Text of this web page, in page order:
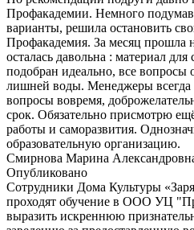
Профакадемии. Немного
варианты, решила остановить
Профакадемия. За месяц прошла
осталась давольна : материал
подобран идеально, все вопросы
лишней воды. Менеджеры всегда
вопросы вовремя,
срок. Обязательно присмотрю
работы и саморазвития.
образовательную организацию.
Смирнова Марина
Опубликовано
Сотрудники Дома Культуры
проходят обучение в ООО УЦ
выразить искреннюю